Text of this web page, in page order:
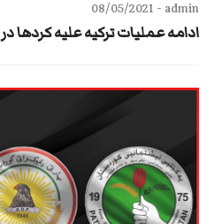
admin -
08/05/2021
ادامه عملیات ترکیه علیه کردها